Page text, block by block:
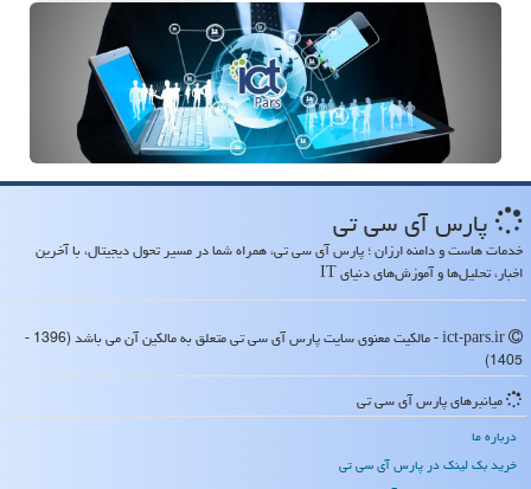
پارس آی سی تی
خدمات هاست و دامنه ارزان ؛ پارس آی سی تی، همراه شما در مسیر تحول دیجیتال، با آخرین
اخبار، تحلیل‌ها و آموزش‌های دنیای IT
ict-pars.ir - مالکیت معنوی سایت پارس آی سی تی متعلق به مالکین آن می باشد (1396 -
1405)
میانبرهای پارس آی سی تی
درباره ما
خرید بک لینک در پارس آی سی تی